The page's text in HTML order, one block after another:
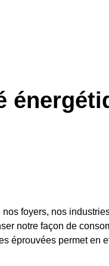
foyers, nos
notre façon de
éprouvées permet